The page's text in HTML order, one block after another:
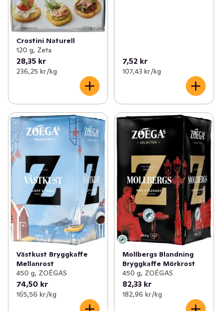
Crostini Naturell
120 g, Zeta
28,35 kr
236,25 kr /kg
7,52 kr
107,43 kr /kg
Västkust Bryggkaffe
Mellanrost
450 g, ZOÉGAS
74,50 kr
165,56 kr /kg
Mollbergs Blandning
Bryggkaffe Mörkrost
450 g, ZOÉGAS
82,33 kr
182,96 kr /kg